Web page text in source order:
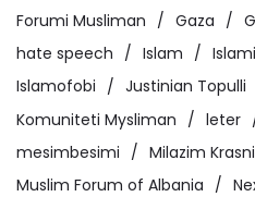
Forumi Musliman
Gaza
hate speech
Islam Islami
Islamofobi
Justinian Topulli
Komuniteti Mysliman
leter
mesimbesimi
Milazim
Muslim Forum of Albania